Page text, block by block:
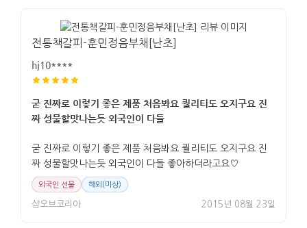
전통책갈피-훈민정음부채[난초]
hj10****
굳 진짜로 이렇기 좋은 제품 처음봐요 퀄리티도 오지구요 진
짜 성물할맛나는듯 외국인이 다들
굳 진짜로 이렇기 좋은 제품 처음봐요 퀄리티도 오지구요 진
짜 성물할맛나는듯 외국인이 다들 좋아하더라고요♡
외국인 선물 해외(미상)
샵오브코리아 2015년 08월 23일